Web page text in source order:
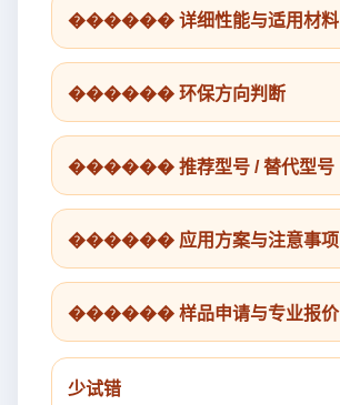
������ 详细性能与适用材料
������ 环保方向判断
������ 推荐型号 / 替代型号
������ 应用方案与注意事项
������ 样品申请与专业报价
少试错